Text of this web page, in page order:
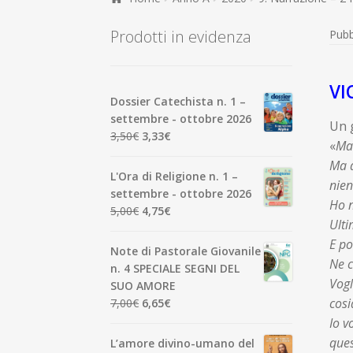
Un
«
Ma
Ho
E
Ne
Io
Prodotti in evidenza
Dossier Catechista n. 1 –
settembre - ottobre 2026
3,50€ Il
originale
era:
3,50€.
3,33€
attuale
è:
L'Ora di Religione n. 1 –
settembre - ottobre 2026
5,00€ Il
originale
era:
5,00€.
4,75€
attuale
è:
4,75€.
Note di Pastorale Giovanile
n. 4 SPECIALE SEGNI DEL
SUO AMORE
7,00€ Il
originale
6,65€
attuale
L’amore divino-umano del